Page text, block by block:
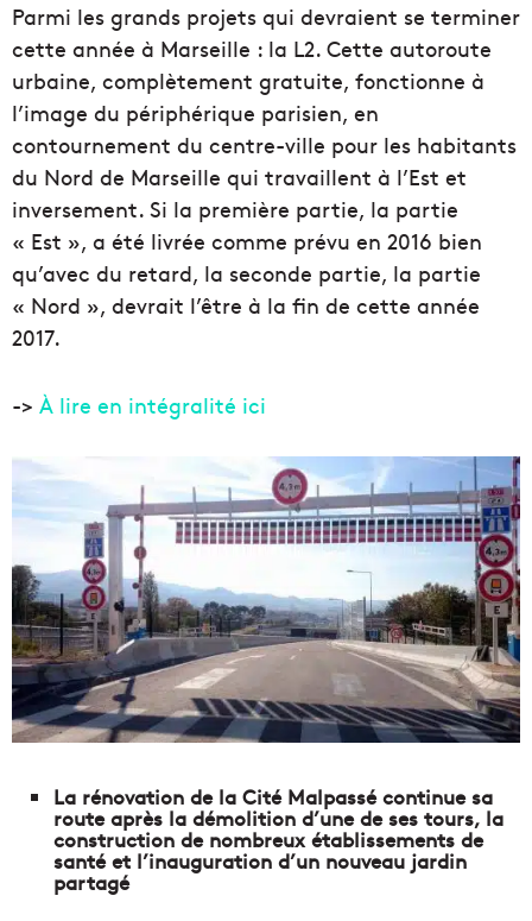
Parmi les grands projets qui devraient se terminer
cette année à Marseille : la L2. Cette autoroute
urbaine, complètement gratuite, fonctionne à
l’image du périphérique parisien, en
contournement du centre-ville pour les habitants
du Nord de Marseille qui travaillent à l’Est et
inversement. Si la première partie, la partie
« Est », a été livrée comme prévu en 2016 bien
qu’avec du retard, la seconde partie, la partie
« Nord », devrait l’être à la fin de cette année
2017.
-> À lire en intégralité ici
La rénovation de la Cité Malpassé continue sa
route après la démolition d’une de ses tours, la
construction de nombreux établissements de
santé et l’inauguration d’un nouveau jardin
partagé